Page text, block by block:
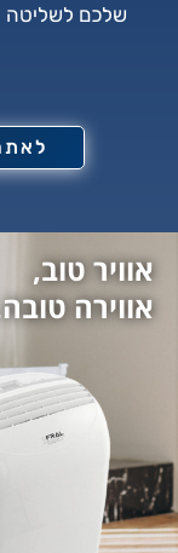
שלכם לשליטה
אוויר טוב,
אווירה